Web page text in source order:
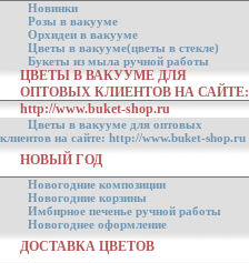
Новинки
Розы в вакууме
Орхидеи в вакууме
Цветы в вакууме(цветы в стекле)
Букеты из мыла ручной работы
ЦВЕТЫ В ВАКУУМЕ ДЛЯ
ОПТОВЫХ КЛИЕНТОВ НА САЙТЕ:
http://www.buket-shop.ru
Цветы в вакууме для оптовых
клиентов на сайте: http://www.buket-shop.ru
НОВЫЙ ГОД
Новогодние композиции
Новогодние корзины
Имбирное печенье ручной работы
Новогоднее оформление
ДОСТАВКА ЦВЕТОВ